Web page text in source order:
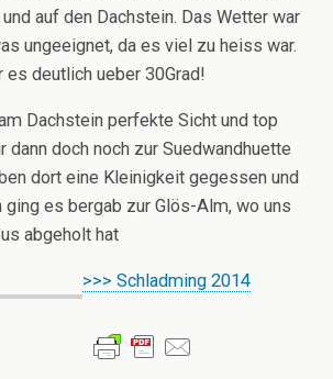
auf den Dachstein. Das Wetter war
ungeeignet, da es viel zu heiss war.
es deutlich ueber 30Grad!
Dachstein perfekte Sicht und top
dann doch noch zur Suedwandhuette
dort eine Kleinigkeit gegessen und
ging es bergab zur Glös-Alm, wo uns
abgeholt hat
>>> Schladming 2014